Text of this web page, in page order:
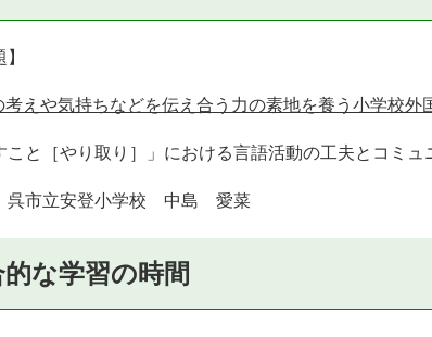
考えや気持ちなどを伝え合う力の素地を養う小学校
と［やり取り］」における言語活動の工夫とコミ
呉市立安登小学校 中島 愛菜
な学習の時間